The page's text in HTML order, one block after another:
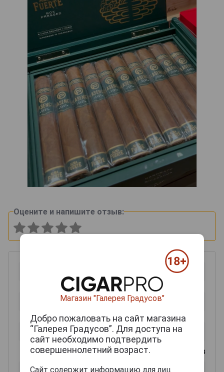
Оцените и напишите отзыв:
0из 2000 знаков
Магазин "Галерея Градусов"
Добро пожаловать на сайт магазина
“Галерея Градусов”. Для доступа на
сайт необходимо подтвердить
совершеннолетний возраст.
Сайт содержит информацию для лиц